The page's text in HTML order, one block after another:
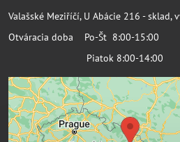
Valašské Meziříčí, U Abácie 216 - sklad,
Otváracia doba Po-Št 8:00-15:00
Piatok 8:00-14:00